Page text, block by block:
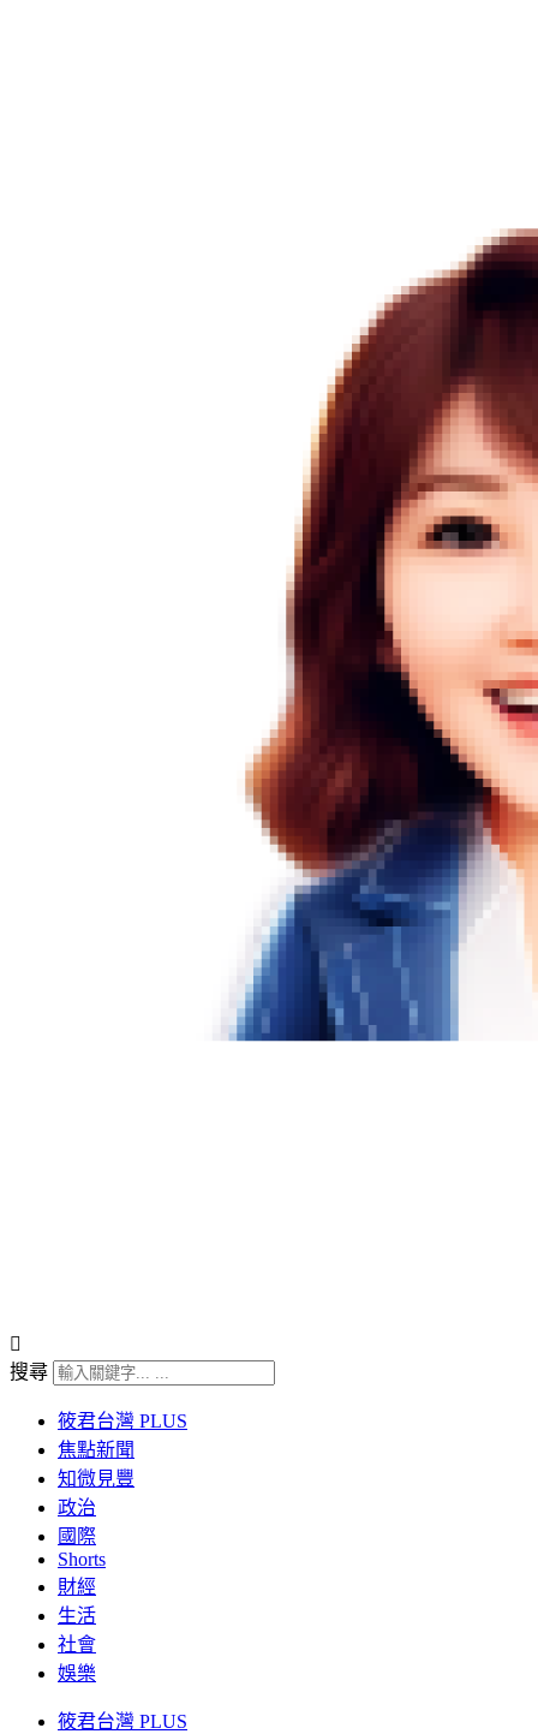
搜尋
筱君台灣 PLUS
焦點新聞
知微見豐
政治
國際
Shorts
財經
生活
社會
娛樂
筱君台灣 PLUS